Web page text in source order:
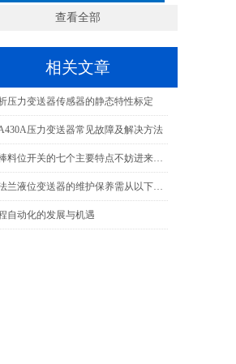
查看全部
相关文章
压力变送器传感器的静态特性标定
压力变送器常见故障及解决方法
单棒料位开关的七个主要特点不妨进来看看
单法兰液位变送器的维护保养需从以下方面入手
自动化的发展与机遇